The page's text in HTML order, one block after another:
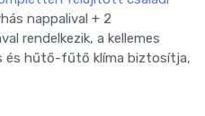
nappalival + 2
rendelkezik, a kellemes
és hűtő-fűtő klíma biztosítja,